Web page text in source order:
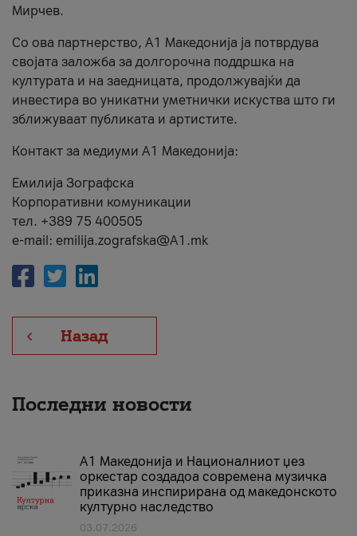
Мирчев.
Со ова партнерство, A1 Македонија ја потврдува
својата заложба за долгорочна поддршка на
културата и на заедницата, продолжувајќи да
инвестира во уникатни уметнички искуства што ги
зближуваат публиката и артистите.
Контакт за медиуми А1 Македонија:
Емилија Зографска
Корпоративни комуникации
тел. +389 75 400505
e-mail: emilija.zografska@A1.mk
Назад
Последни новости
А1 Македонија и Националниот џез
оркестар создадоа современа музичка
приказна инспирирана од македонското
културно наследство
03.07.2026